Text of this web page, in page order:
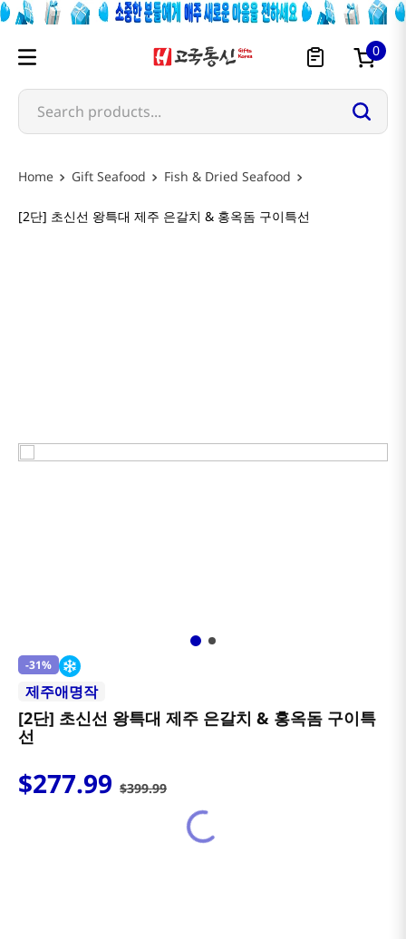
0
Search products...
Gift Seafood Fish & Dried Seafood
[2단] 초신선 왕특대 제주 은갈치 & 홍옥돔 구이특선
-31%
제주애명작
[2단] 초신선 왕특대 제주 은갈치 & 홍옥돔 구이특
선
$277.99 $399.99